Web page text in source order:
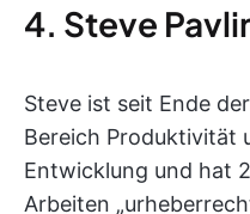
4. Steve
Steve ist seit Ende
Bereich Produktivität
Entwicklung und hat
Arbeiten